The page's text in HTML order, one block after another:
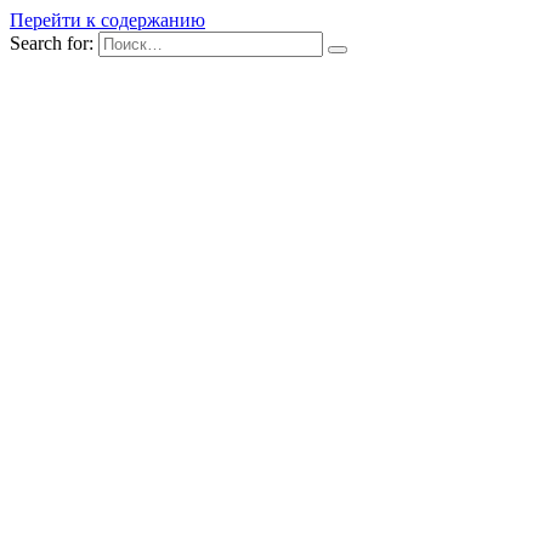
Перейти к содержанию
Search for: